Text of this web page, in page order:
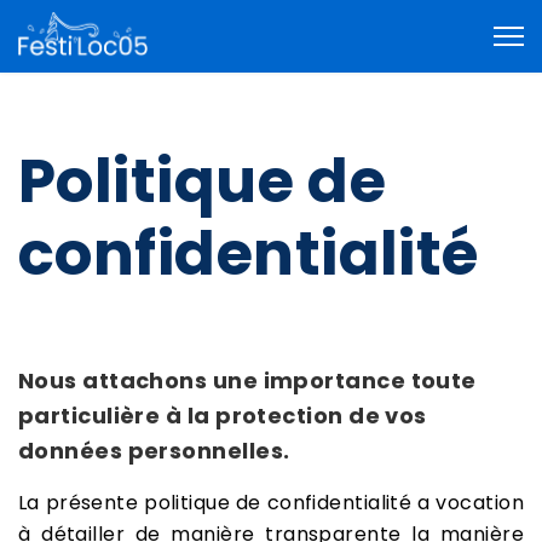
Politique de
confidentialité
Nous attachons une importance toute
particulière à la protection de vos
données personnelles.
La présente politique de confidentialité a vocation
à détailler de manière transparente la manière